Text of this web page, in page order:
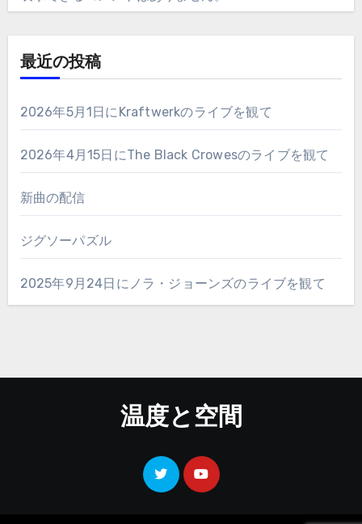
最近の投稿
2026年5月1日にKraftwerkのライブを観て
2026年4月15日にThe Black Crowesのライブを観て
新曲の配信
ジグソーパズル
2025年9月24日にノラ・ジョーンズのライブを観て
温度と空間